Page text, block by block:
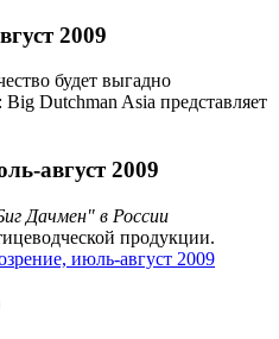
2009
будет выгадно
Dutchman Asia представляет
август 2009
Дачмен" в России
продукции.
июль-август 2009